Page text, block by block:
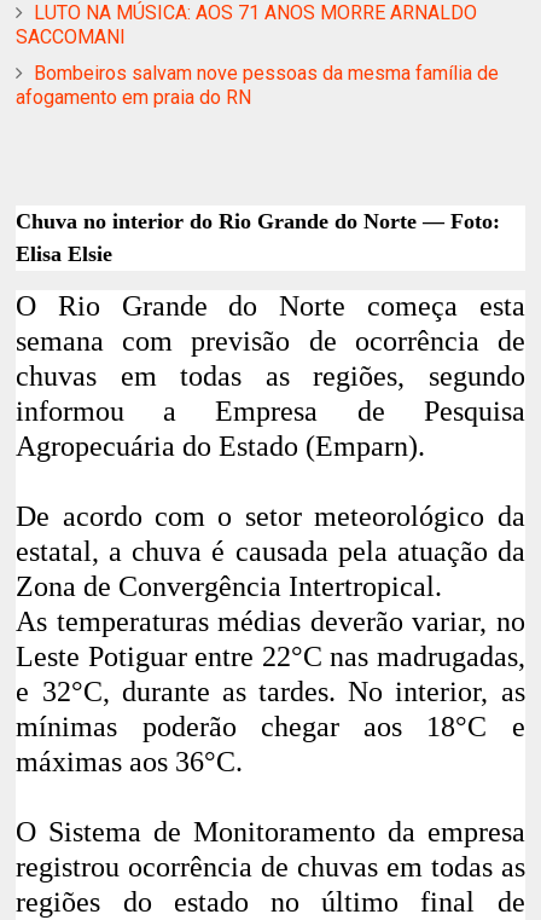
LUTO NA MÚSICA: AOS 71 ANOS MORRE ARNALDO
SACCOMANI
Bombeiros salvam nove pessoas da mesma família de
afogamento em praia do RN
Chuva no interior do Rio Grande do Norte — Foto:
Elisa Elsie
O Rio Grande do Norte começa esta
semana com previsão de ocorrência de
chuvas em todas as regiões, segundo
informou a Empresa de Pesquisa
Agropecuária do Estado (Emparn).
De acordo com o setor meteorológico da
estatal, a chuva é causada pela atuação da
Zona de Convergência Intertropical.
As temperaturas médias deverão variar, no
Leste Potiguar entre 22°C nas madrugadas,
e 32°C, durante as tardes. No interior, as
mínimas poderão chegar aos 18°C e
máximas aos 36°C.
O Sistema de Monitoramento da empresa
registrou ocorrência de chuvas em todas as
regiões do estado no último final de